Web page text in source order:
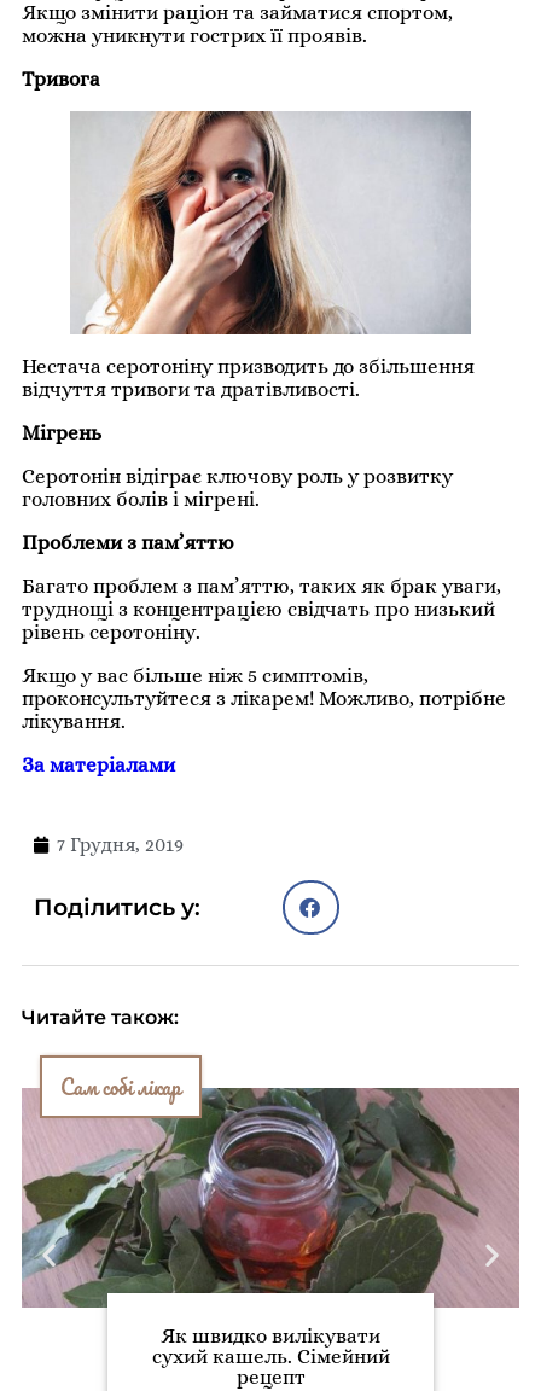
Якщо змінити раціон та займатися спортом,
можна уникнути гострих її проявів.
Тривога
Нестача серотоніну призводить до збільшення
відчуття тривоги та дратівливості.
Мігрень
Серотонін відіграє ключову роль у розвитку
головних болів і мігрені.
Проблеми з пам’яттю
Багато проблем з пам’яттю, таких як брак уваги,
труднощі з концентрацією свідчать про низький
рівень серотоніну.
Якщо у вас більше ніж 5 симптомів,
проконсультуйтеся з лікарем! Можливо, потрібне
лікування.
За матеріалами
7 Грудня, 2019
Поділитись у:
Читайте також:
Сам собі лікар
Як швидко вилікувати
сухий кашель. Сімейний
рецепт